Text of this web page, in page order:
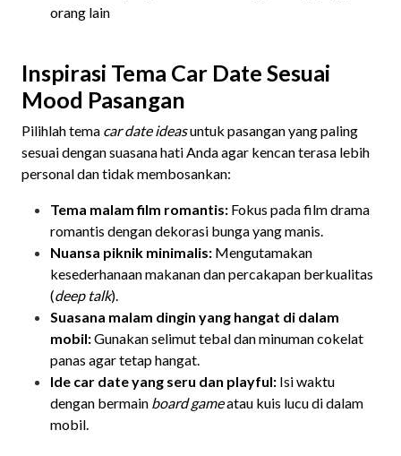
orang lain
Inspirasi Tema Car Date Sesuai
Mood Pasangan
Pilihlah tema car date ideasuntuk pasangan yang paling
sesuai dengan suasana hati Anda agar kencan terasa lebih
personal dan tidak membosankan:
Tema malam film romantis: Fokus pada film drama
romantis dengan dekorasi bunga yang manis.
Nuansa piknik minimalis: Mengutamakan
kesederhanaan makanan dan percakapan berkualitas
(deep talk).
Suasana malam dingin yang hangat di dalam
mobil:Gunakan selimut tebal dan minuman cokelat
panas agar tetap hangat.
Ide car date yang seru dan playful: Isi waktu
dengan bermain board gameatau kuis lucu di dalam
mobil.